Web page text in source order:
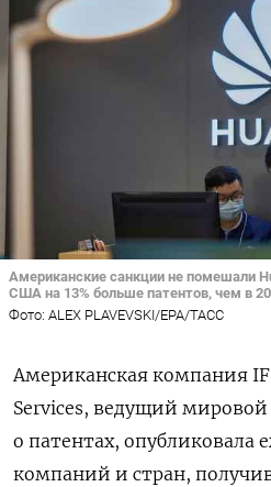
Американские санкции не помешали
США на 13% больше патентов, чем в
Фото: ALEX PLAVEVSKI/EPA/ТАСС
Американская компания
Services, ведущий
о патентах, опубликовала
компаний и стран,